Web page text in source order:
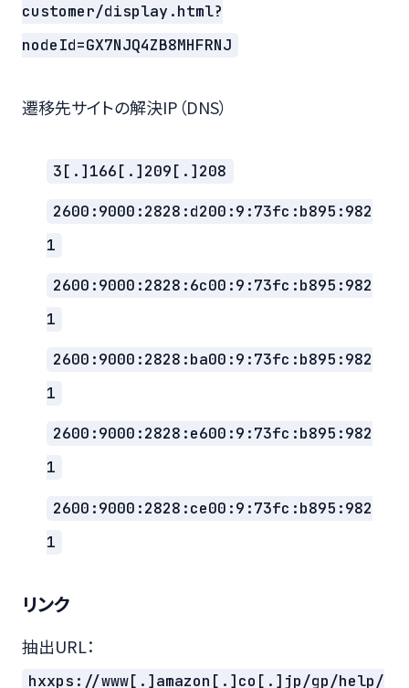
customer/display.html?
nodeId=GX7NJQ4ZB8MHFRNJ
遷移先サイトの解決IP（DNS）
3[.]166[.]209[.]208
2600:9000:2828:d200:9:73fc:b895:982
1
2600:9000:2828:6c00:9:73fc:b895:982
1
2600:9000:2828:ba00:9:73fc:b895:982
1
2600:9000:2828:e600:9:73fc:b895:982
1
2600:9000:2828:ce00:9:73fc:b895:982
1
リンク
抽出URL：
hxxps://www[.]amazon[.]co[.]jp/gp/help/